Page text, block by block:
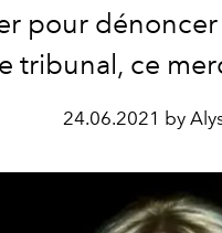
pour
tribunal, ce
24.06.2021 by